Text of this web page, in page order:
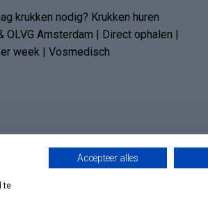
krukken nodig? Krukken huren
OLVG Amsterdam | Direct ophalen |
week | Vosmedisch
en Zoons B.V.
te
Accepteer alles